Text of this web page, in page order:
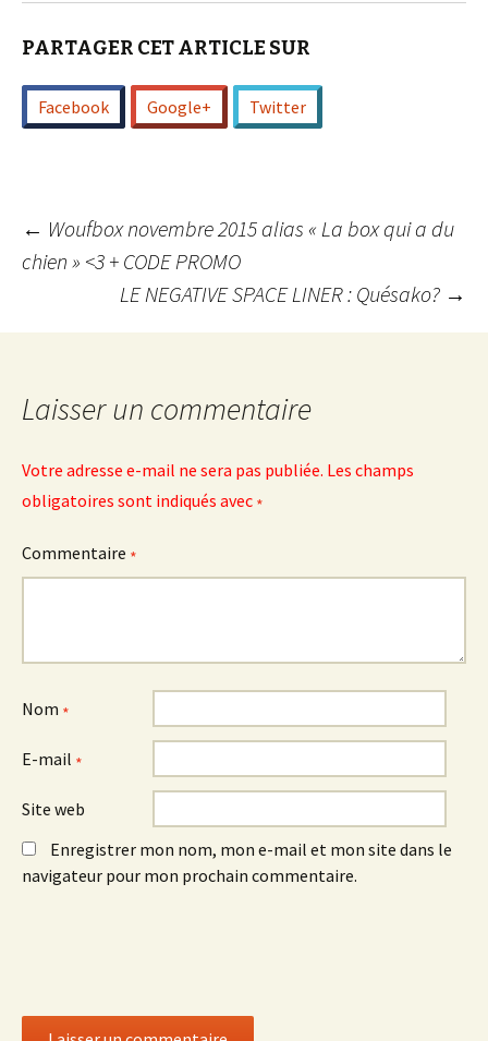
PARTAGER CET ARTICLE SUR
Facebook Google+ Twitter
Navigation
← Woufbox novembre 2015 alias « La box qui a du
chien » <3 + CODE PROMO
LE NEGATIVE SPACE LINER : Quésako? →
Laisser un commentaire
Votre adresse e-mail ne sera pas publiée. Les champs
obligatoires sont indiqués avec *
Commentaire *
Nom *
E-mail *
Site web
Enregistrer mon nom, mon e-mail et mon site dans le
navigateur pour mon prochain commentaire.